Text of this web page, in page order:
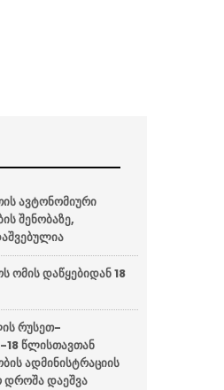
ავტონომიური
შენობაზე,
ომის დაწყებიდან 18
რუსეთ-
18 წლისთავთან
ადმინისტრაციის
დროშა დაეშვა